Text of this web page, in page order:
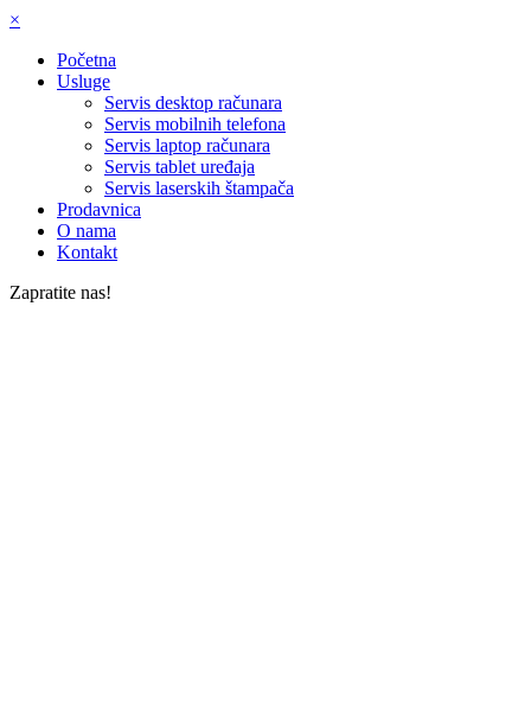
×
Početna
Usluge
Servis desktop računara
Servis mobilnih telefona
Servis laptop računara
Servis tablet uređaja
Servis laserskih štampača
Prodavnica
O nama
Kontakt
Zapratite nas!